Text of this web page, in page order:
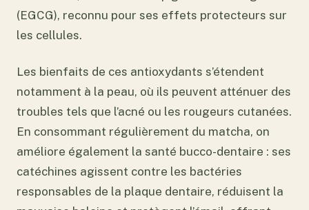
(EGCG), reconnu pour ses effets protecteurs sur
les cellules.
Les bienfaits de ces antioxydants s’étendent
notamment à la peau, où ils peuvent atténuer des
troubles tels que l’acné ou les rougeurs cutanées.
En consommant régulièrement du matcha, on
améliore également la santé bucco-dentaire : ses
catéchines agissent contre les bactéries
responsables de la plaque dentaire, réduisent la